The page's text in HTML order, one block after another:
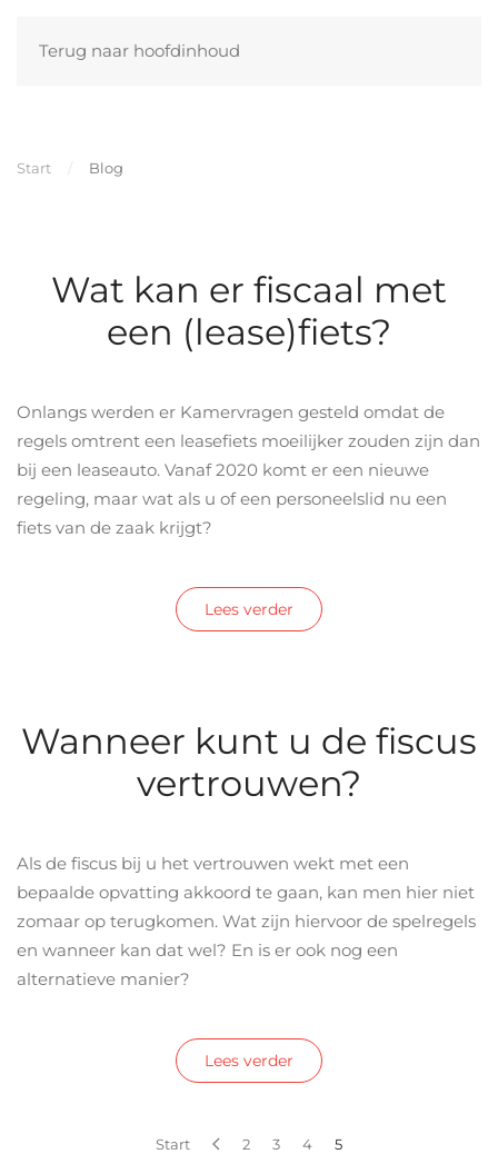
Terug naar hoofdinhoud
Start Blog
Wat kan er fiscaal met
een (lease)fiets?
Onlangs werden er Kamervragen gesteld omdat de
regels omtrent een leasefiets moeilijker zouden zijn dan
bij een leaseauto. Vanaf 2020 komt er een nieuwe
regeling, maar wat als u of een personeelslid nu een
fiets van de zaak krijgt?
Lees verder
Wanneer kunt u de fiscus
vertrouwen?
Als de fiscus bij u het vertrouwen wekt met een
bepaalde opvatting akkoord te gaan, kan men hier niet
zomaar op terugkomen. Wat zijn hiervoor de spelregels
en wanneer kan dat wel? En is er ook nog een
alternatieve manier?
Lees verder
Start 2 3 4 5